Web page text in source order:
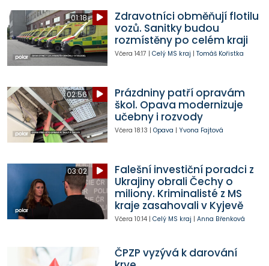
01:18
Zdravotníci obměňují flotilu
vozů. Sanitky budou
rozmístěny po celém kraji
Včera 14:17 | Celý MS kraj | Tomáš Kořistka
02:56
Prázdniny patří opravám
škol. Opava modernizuje
učebny i rozvody
Včera 18:13 | Opava | Yvona Fajtová
03:02
Falešní investiční poradci z
Ukrajiny obrali Čechy o
miliony. Kriminalisté z MS
kraje zasahovali v Kyjevě
Včera 10:14| Celý MS kraj | Anna Břenková
ČPZP vyzývá k darování